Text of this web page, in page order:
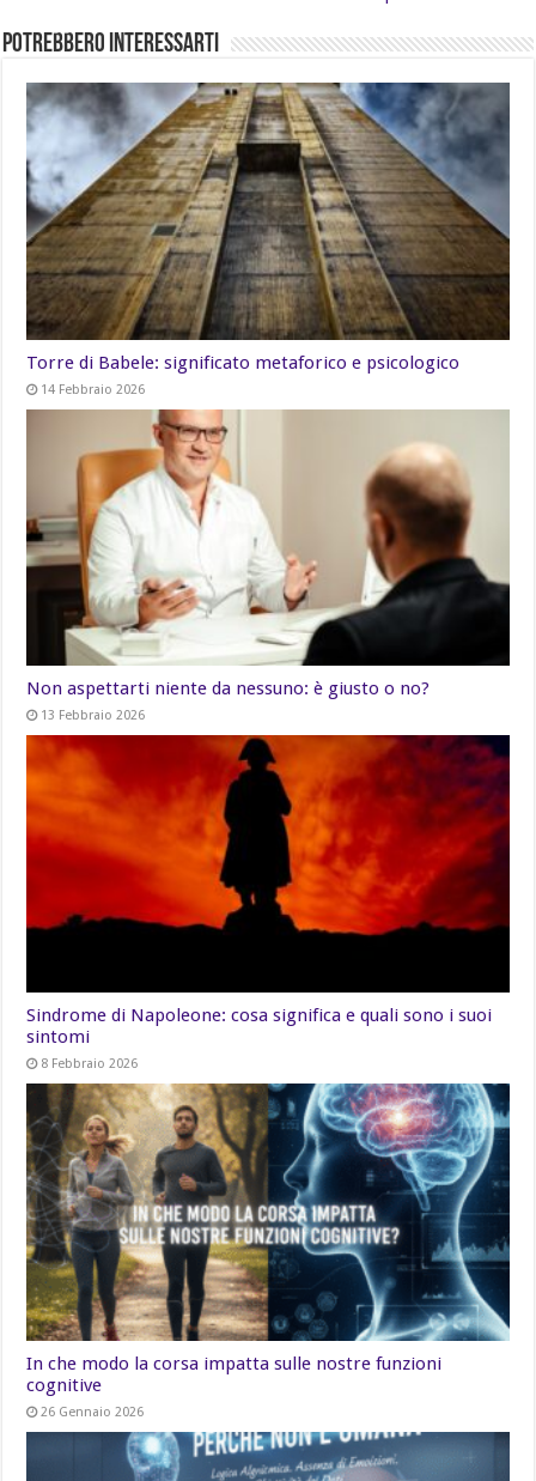
Potrebbero Interessarti
Torre di Babele: significato metaforico e psicologico
14 Febbraio 2026
Non aspettarti niente da nessuno: è giusto o no?
13 Febbraio 2026
Sindrome di Napoleone: cosa significa e quali sono i suoi
sintomi
8 Febbraio 2026
In che modo la corsa impatta sulle nostre funzioni
cognitive
26 Gennaio 2026